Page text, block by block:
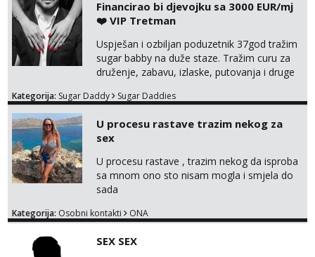
Financirao bi djevojku sa 3000 EUR/mj
❤️ VIP Tretman
Uspješan i ozbiljan poduzetnik 37god tražim
sugar babby na duže staze. Tražim curu za
druženje, zabavu, izlaske, putovanja i druge
otvorena, komunikativna, zgodna i atraktivna
markodalic37@gmail.com
Kategorija: Sugar Daddy Sugar Daddies
U procesu rastave trazim nekog za
sex
U procesu rastave , trazim nekog da isproba
sa mnom ono sto nisam mogla i smjela do
sada
Kategorija: Osobni kontakti ONA
SEX SEX